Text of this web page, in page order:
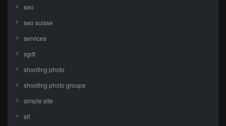
seo
seo suisse
services
sgdf
shooting photo
shooting photo groupe
simple site
sit